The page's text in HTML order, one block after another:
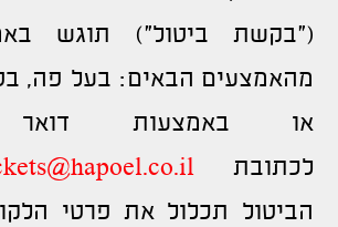
("בקשת ביטול") תוגש
או באמצעות דואר
לכתובת
הביטול תכלול את פרטי